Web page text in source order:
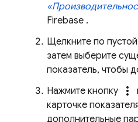
Firebase .
Щелкните по
затем выберите
показатель, чтобы
Нажмите кнопку
more_vert
карточке
дополнительные